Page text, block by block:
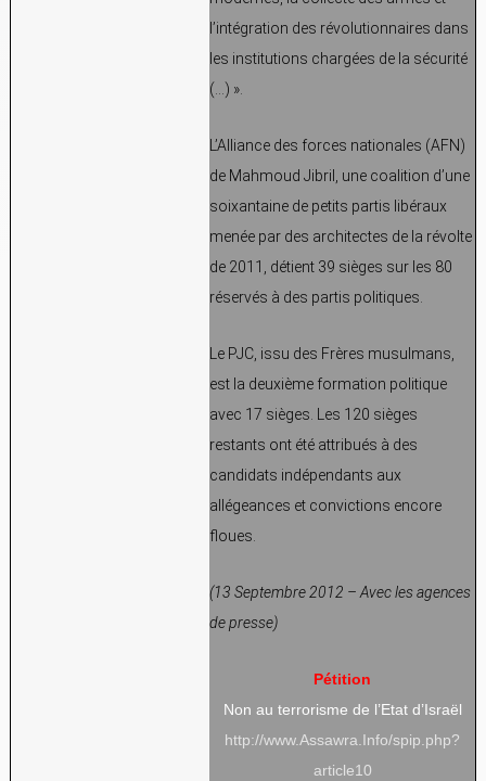
l’intégration des révolutionnaires dans
les institutions chargées de la sécurité
(…) ».
L’Alliance des forces nationales (AFN)
de Mahmoud Jibril, une coalition d’une
soixantaine de petits partis libéraux
menée par des architectes de la révolte
de 2011, détient 39 sièges sur les 80
réservés à des partis politiques.
Le PJC, issu des Frères musulmans,
est la deuxième formation politique
avec 17 sièges. Les 120 sièges
restants ont été attribués à des
candidats indépendants aux
allégeances et convictions encore
floues.
(13 Septembre 2012 – Avec les agences
de presse)
Pétition
Non au terrorisme de l’Etat d’Israël
http://www.Assawra.Info/spip.php?
article10